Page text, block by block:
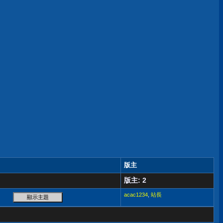
版主
版主: 2
acac1234 站長